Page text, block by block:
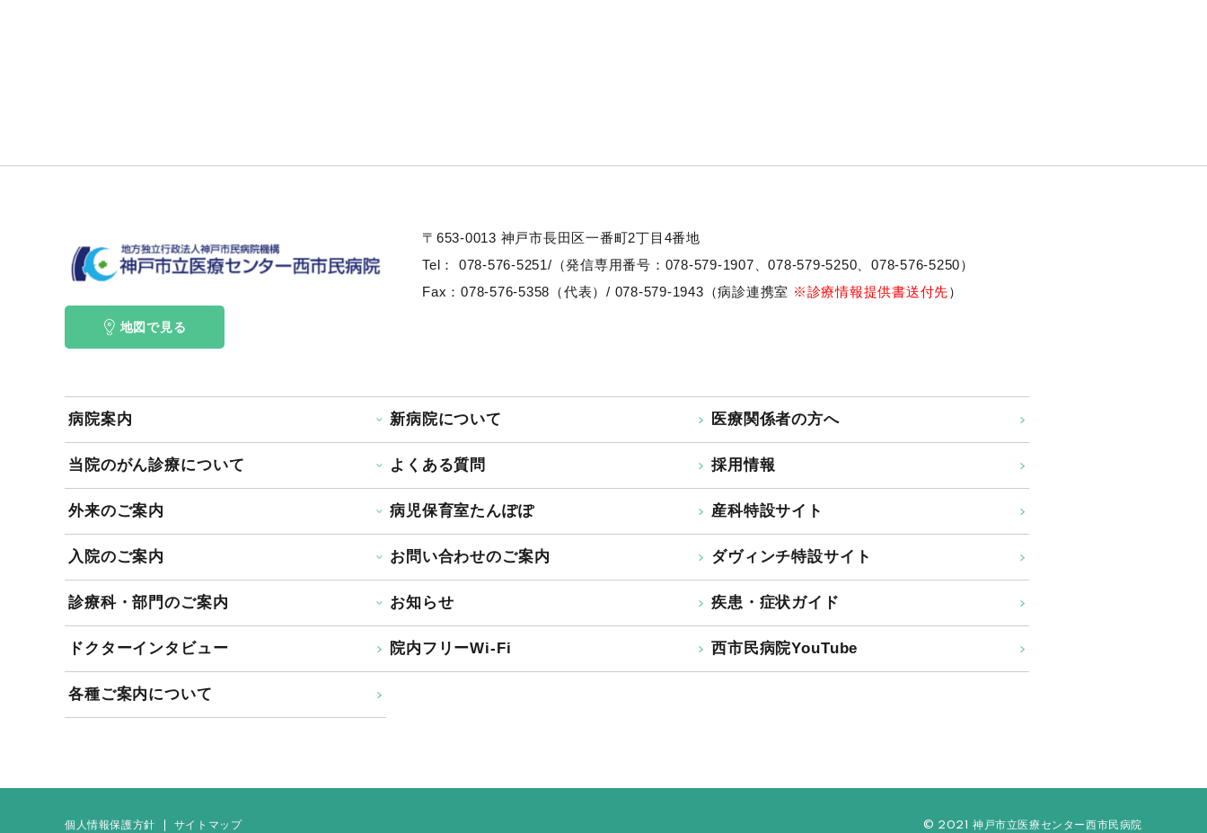
〒653-0013 神戸市長田区一番町2丁目4番地
Tel：
078-576-5251/（発信専用番号：078-579-1907、078-579-5250、 078-576-5250）
Fax：078-576-5358（代表）/ 078-579-1943（病診連携室 ※診療情報提供書送付先）
地図で見る
病院案内
当院のがん診療について
外来のご案内
入院のご案内
診療科・部門のご案内
ドクターインタビュー
各種ご案内について
新病院について
よくある質問
病児保育室たんぽぽ
お問い合わせのご案内
お知らせ
院内フリーWi-Fi
医療関係者の方へ
採用情報
産科特設サイト
ダヴィンチ特設サイト
疾患・症状ガイド
西市民病院YouTube
個人情報保護方針 サイトマップ © 2021 神戸市立医療センター西市民病院